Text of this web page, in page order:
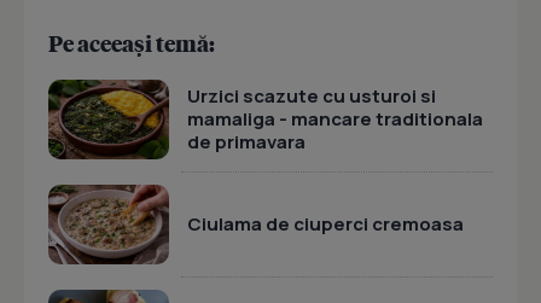
Pe aceeași temă:
Urzici scazute cu usturoi si
mamaliga - mancare traditionala
de primavara
Ciulama de ciuperci cremoasa